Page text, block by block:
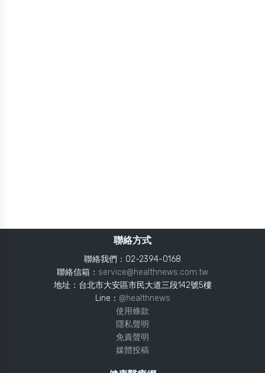
聯絡方式
聯絡我們：02-2394-0168
聯絡信箱： service@healthnews.com.tw
地址：台北市大安區市民大道三段142號5樓
Line： @healthnews
使用條款
隱私聲明
免責聲明
媒體投稿